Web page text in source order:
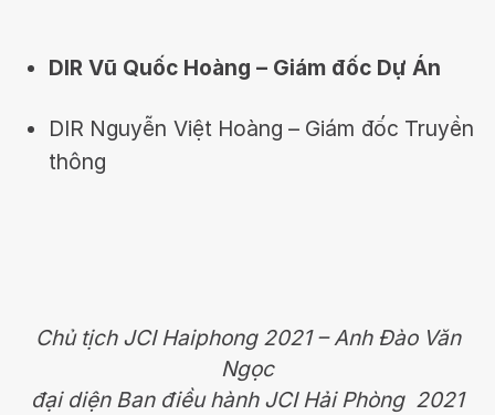
DIR Vũ Quốc Hoàng – Giám đốc Dự Án
DIR Nguyễn Việt Hoàng – Giám đốc Truyền
thông
Chủ tịch JCI Haiphong 2021 – Anh Đào Văn
Ngọc
đại diện Ban điều hành JCI Hải Phòng 2021